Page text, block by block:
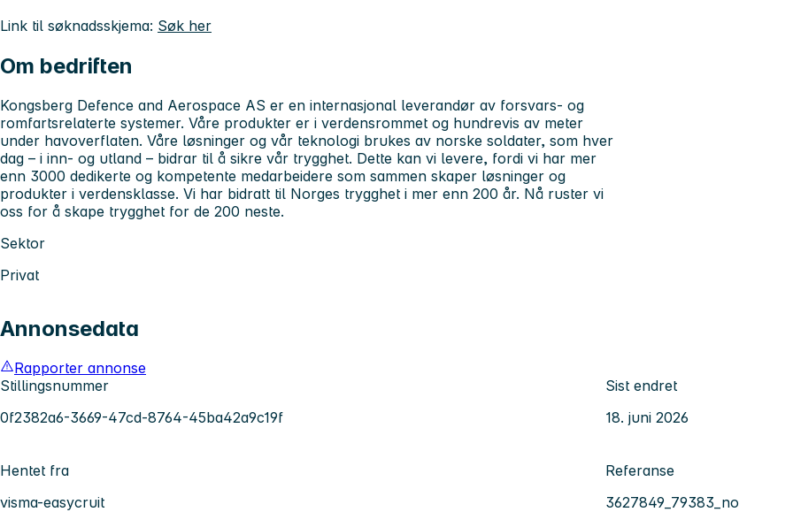
Link til søknadsskjema: Søk her
Om bedriften
Kongsberg Defence and Aerospace AS er en internasjonal leverandør av forsvars- og
romfartsrelaterte systemer. Våre produkter er i verdensrommet og hundrevis av meter
under havoverflaten. Våre løsninger og vår teknologi brukes av norske soldater, som hver
dag – i inn- og utland – bidrar til å sikre vår trygghet. Dette kan vi levere, fordi vi har mer
enn 3000 dedikerte og kompetente medarbeidere som sammen skaper løsninger og
produkter i verdensklasse. Vi har bidratt til Norges trygghet i mer enn 200 år. Nå ruster vi
oss for å skape trygghet for de 200 neste.
Sektor
Privat
Annonsedata
Rapporter annonse
Stillingsnummer
0f2382a6-3669-47cd-8764-45ba42a9c19f
Sist endret
18. juni 2026
Hentet fra
visma-easycruit
Referanse
3627849_79383_no